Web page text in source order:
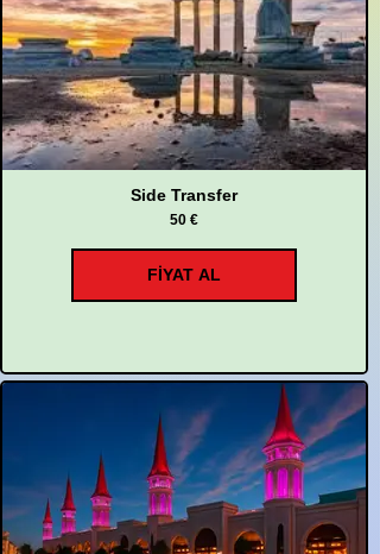
Side Transfer
50 €
FİYAT AL